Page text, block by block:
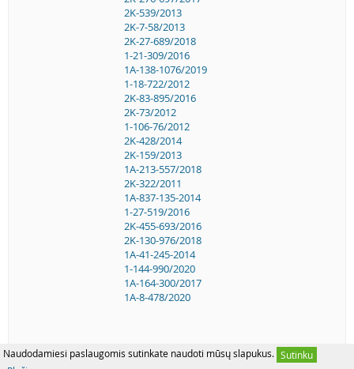
Naudodamiesi paslaugomis sutinkate naudoti mūsų slapukus. Sutinku
2K-539/2013
2K-7-58/2013
2K-27-689/2018
1-21-309/2016
1A-138-1076/2019
1-18-722/2012
2K-83-895/2016
2K-73/2012
1-106-76/2012
2K-428/2014
2K-159/2013
1A-213-557/2018
2K-322/2011
1A-837-135-2014
1-27-519/2016
2K-455-693/2016
2K-130-976/2018
1A-41-245-2014
1-144-990/2020
1A-164-300/2017
1A-8-478/2020